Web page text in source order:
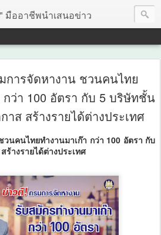
มืออาชีพนำเสนอข่าว
การจัดหางาน ชวนคนไทย
กว่า 100 อัตรา กับ 5 บริษัทชั้น
าส สร้างรายได้ต่างประเทศ
นคนไทยทำงานมาเก๊า กว่า 100 อัตรา กับ
างรายได้ต่างประเทศ